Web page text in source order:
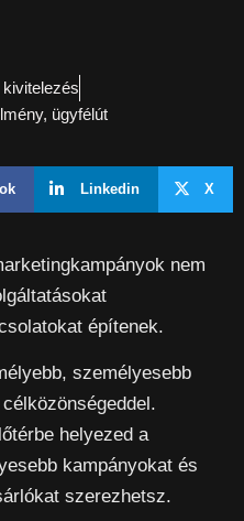
, ügyfélút
Linkedin X
nem
építenek.
személyesebb
helyezed a
kampányokat és
szerezhetsz.